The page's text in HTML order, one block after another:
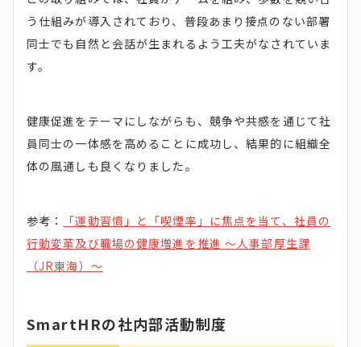
う仕組みが導入されており、普段あまり接点のない部署
同士でも自然と会話が生まれるよう工夫がなされていま
す。
健康促進をテーマにしながらも、競争や共感を通じて社
員同士の一体感を高めることに成功し、結果的に組織全
体の風通しも良くなりました。
参考：
「運動習慣」と「喫煙率」に焦点を当て、社員の
行動変革及び職場の健康増進を推進 ～人事部厚生課
（JR東海）～
SmartHRの社内部活動制度